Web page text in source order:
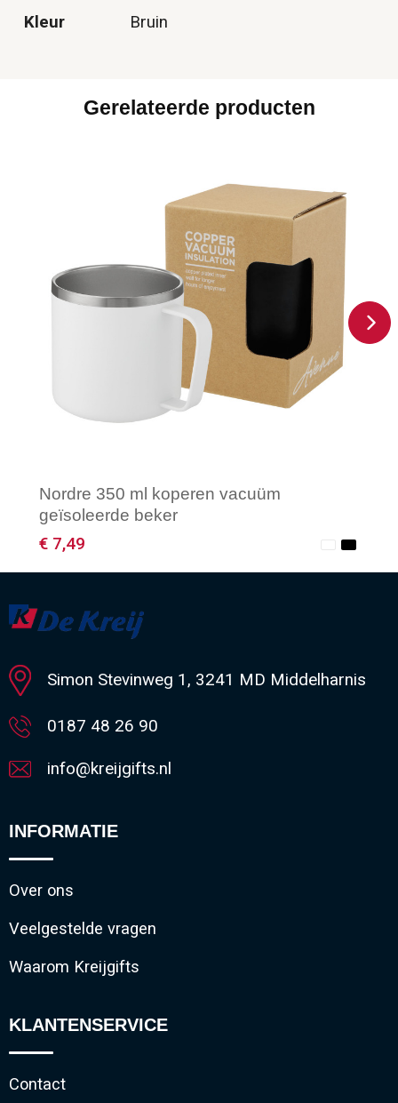
Kleur Bruin
Gerelateerde producten
Nordre 350 ml koperen vacuüm
geïsoleerde beker
€ 7,49
Minimale afname: 1
Simon Stevinweg 1, 3241 MD Middelharnis
0187 48 26 90
info@kreijgifts.nl
INFORMATIE
Over ons
Veelgestelde vragen
Waarom Kreijgifts
KLANTENSERVICE
Contact